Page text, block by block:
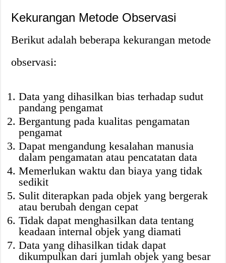
Kekurangan Metode Observasi
Berikut adalah beberapa kekurangan metode
observasi:
Data yang dihasilkan bias terhadap sudut
pandang pengamat
Bergantung pada kualitas pengamatan
pengamat
Dapat mengandung kesalahan manusia
dalam pengamatan atau pencatatan data
Memerlukan waktu dan biaya yang tidak
sedikit
Sulit diterapkan pada objek yang bergerak
atau berubah dengan cepat
Tidak dapat menghasilkan data tentang
keadaan internal objek yang diamati
Data yang dihasilkan tidak dapat
dikumpulkan dari jumlah objek yang besar